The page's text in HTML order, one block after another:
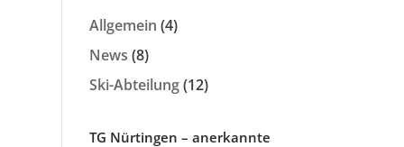
Allgemein (4)
News (8)
Ski-Abteilung(12)
TG Nürtingen – anerkannte